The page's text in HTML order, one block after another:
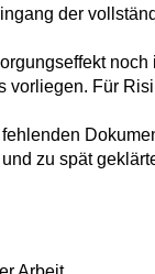
der
Für
zu spät